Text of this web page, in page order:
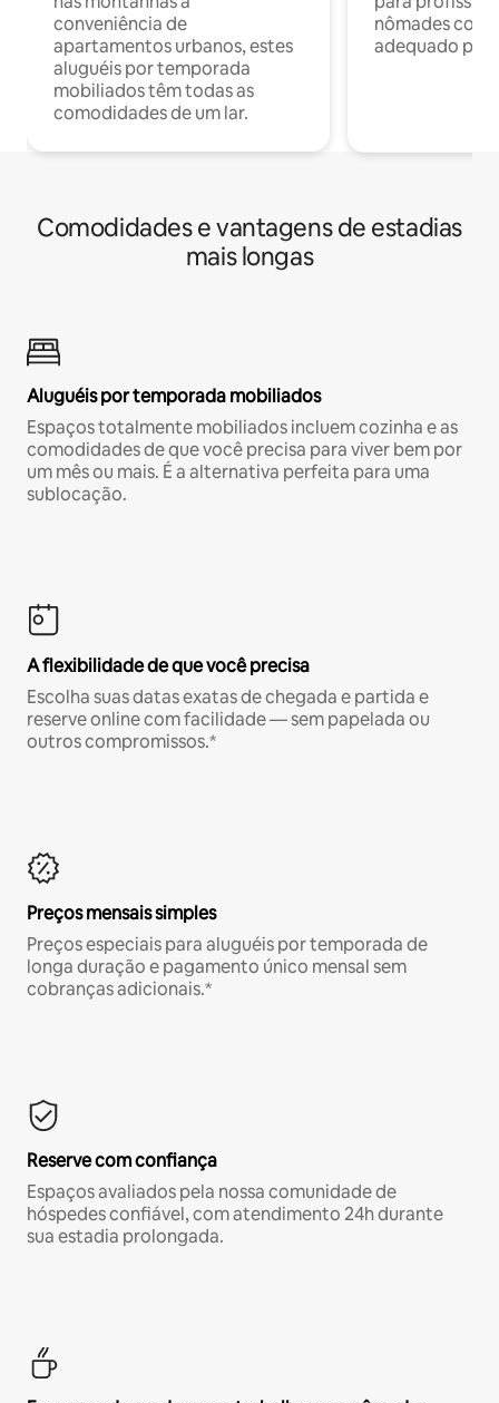
conveniência de
apartamentos urbanos, estes
aluguéis por temporada
mobiliados têm todas as
comodidades de um lar.
nômades com
adequado
Comodidades e vantagens de estadias
mais longas
Aluguéis por temporada mobiliados
Espaços totalmente mobiliados incluem cozinha e as
comodidades de que você precisa para viver bem por
um mês ou mais. É a alternativa perfeita para uma
sublocação.
A flexibilidade de que você precisa
Escolha suas datas exatas de chegada e partida e
reserve online com facilidade — sem papelada ou
outros compromissos.*
Preços mensais simples
Preços especiais para aluguéis por temporada de
longa duração e pagamento único mensal sem
cobranças adicionais.*
Reserve com confiança
Espaços avaliados pela nossa comunidade de
hóspedes confiável, com atendimento 24h durante
sua estadia prolongada.